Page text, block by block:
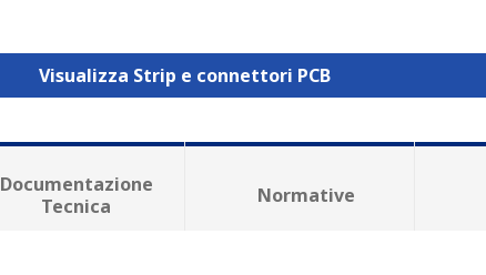
Visualizza Strip e connettori PCB
Documentazione
Tecnica
Normative